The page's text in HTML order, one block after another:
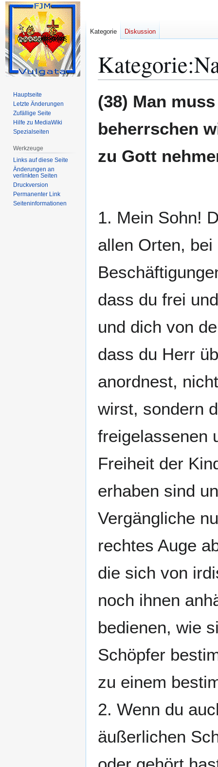
Kategorie:
Navigation
Suche
(38) Man
beherrschen
zu Gott
1. Mein Sohn!
allen Orten,
dass du frei
und dich von
dass du Herr
anordnest,
wirst, sondern
freigelassenen
Freiheit der
erhaben sind
Vergängliche
rechtes Auge
die sich von
noch ihnen
bedienen, wie
Schöpfer
zu einem
2. Wenn du
äußerlichen
Kategorie Diskussion
Hauptseite
Letzte Änderungen
Zufällige Seite
Hilfe zu MediaWiki
Spezialseiten
Werkzeuge
Links auf diese Seite
Änderungen an
verlinkten Seiten
Druckversion
Permanenter Link
Seiten­­informationen